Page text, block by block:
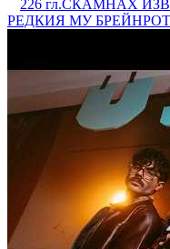
226 гл.СКАМНАХ
РЕДКИЯ МУ БРЕЙНРОТ